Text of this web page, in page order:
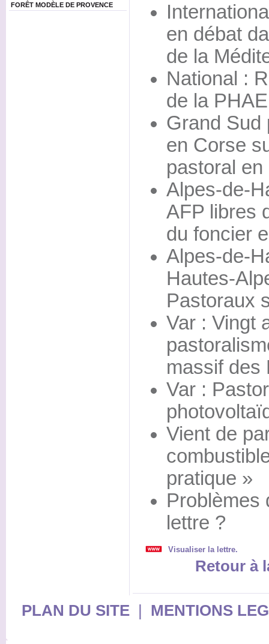
FORÊT MODÈLE DE PROVENCE
en débat
de la
National :
de la
Grand Sud
en Corse
pastoral en
Alpes-de-
AFP libres
du foncier
Alpes-de-
Hautes-
Pastoraux
Var : Vingt
massif des
Var :
Vient de
pratique »
Problèmes
lettre ?
Visualiser la lettre.
Retour à
PLAN DU SITE| MENTIONS